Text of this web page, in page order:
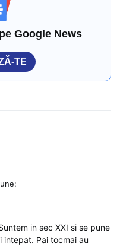
Google News
TE
in sec XXI si se pune
intepat. Pai tocmai au